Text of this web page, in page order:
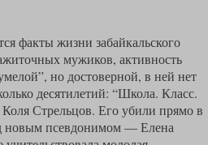
факты жизни забайкальского
мужиков, активность
но достоверной, в ней нет
десятилетий: “Школа. Класс.
Стрельцов. Его убили прямо в
новым псевдонимом — Елена